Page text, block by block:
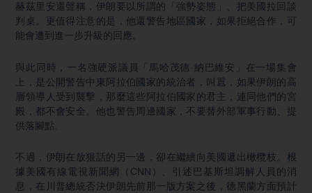
赫茲里安還聲稱，伊朗要以所謂的「強勢姿態」、把美國拉回談
判桌。更值得注意的是，他還警告地區國家，如果拒絕合作，可
能會遭到進一步升級的回應。
與此同時，一名強硬派議員「馬哈茂德·納巴維安」在一場集會
上，是公開警告中東阿拉伯國家的統治者，叫囂，如果伊朗的高
層領導人受到襲擊，那麼這些阿拉伯國家的君主，連同他們的宮
殿，都不會安全。他也警告周邊國家，不要替外部軍事行動、提
供落腳點。
不過，伊朗在放狠話的另一邊，卻在繼續向美國遞出橄欖枝。根
據美國有線電視新聞網（CNN）、引述巴基斯坦調解人員的消
息，在川普總統否決伊朗先前那一版方案之後，德黑蘭方面預計